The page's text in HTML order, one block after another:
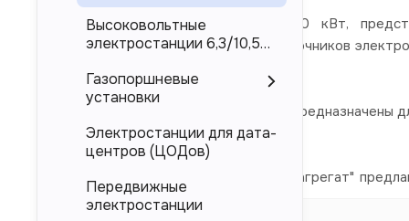
Дизельные электростанции 800 кВт,
электроснабжения в качестве источников
Представленные в каталоге ДЭС предназначены
магистральных электросетей.
Компания "Торговый Дом Электроагрегат"
производителя.
Высоковольтные
электростанции 6,3/10,5
Газопоршневые
установки
Электростанции для дата-
центров (ЦОДов)
Передвижные
электростанции